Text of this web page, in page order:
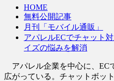
HOME
無料公開記事
月刊「モバイル通販」
アパレルECでチャット
イズの悩みを解消
アパレル企業を中心に、EC
広がっている。チャットボッ